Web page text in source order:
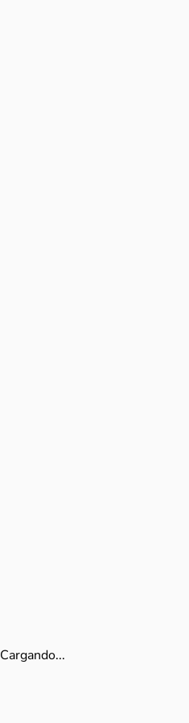
Cargando...